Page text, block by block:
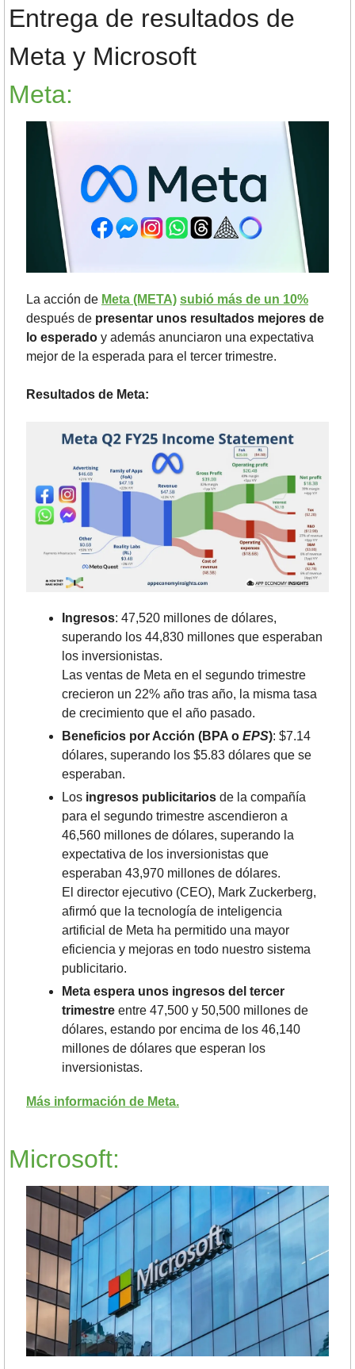
Entrega de resultados de
Meta y Microsoft
Meta:
La acción de Meta (META) subió más de un 10%
después de presentar unos resultados mejores de
lo esperado y además anunciaron una expectativa
mejor de la esperada para el tercer trimestre.
Resultados de Meta:
Ingresos: 47,520 millones de dólares,
superando los 44,830 millones que esperaban
los inversionistas.
Las ventas de Meta en el segundo trimestre
crecieron un 22% año tras año, la misma tasa
de crecimiento que el año pasado.
Beneficios por Acción (BPA o EPS): $7.14
dólares, superando los $5.83 dólares que se
esperaban.
Los ingresos publicitarios de la compañía
para el segundo trimestre ascendieron a
46,560 millones de dólares, superando la
expectativa de los inversionistas que
esperaban 43,970 millones de dólares.
El director ejecutivo (CEO), Mark Zuckerberg,
afirmó que la tecnología de inteligencia
artificial de Meta ha permitido una mayor
eficiencia y mejoras en todo nuestro sistema
publicitario.
Meta espera unos ingresos del tercer
trimestre entre 47,500 y 50,500 millones de
dólares, estando por encima de los 46,140
millones de dólares que esperan los
inversionistas.
Más información de Meta.
Microsoft: